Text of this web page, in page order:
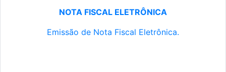
NOTA FISCAL ELETRÔNICA
Emissão de Nota Fiscal Eletrônica.